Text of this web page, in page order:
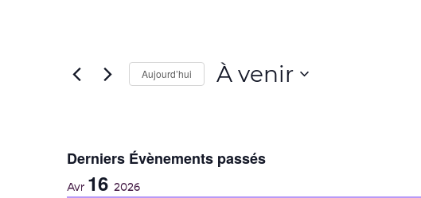
Aujourd’hui À venir
Derniers Évènements passés
Avr 16 2026